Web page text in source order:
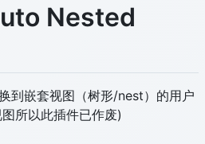
Nested
到嵌套视图（树形/nest）的用户
所以此插件已作废)